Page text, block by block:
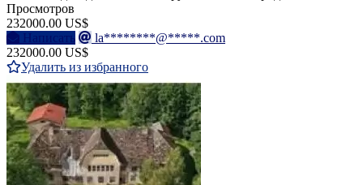
Просмотров
232000.00 US$
Написать
la********@*****.com
232000.00 US$
Удалить из избранного